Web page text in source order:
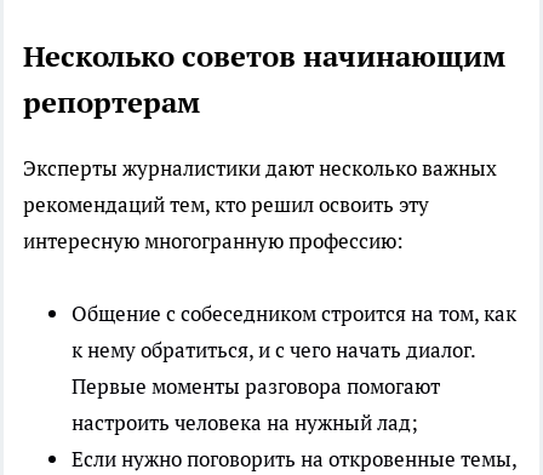
Несколько советов начинающим
репортерам
Эксперты журналистики дают несколько важных
рекомендаций тем, кто решил освоить эту
интересную многогранную профессию:
Общение с собеседником строится на том, как
к нему обратиться, и с чего начать диалог.
Первые моменты разговора помогают
настроить человека на нужный лад;
Если нужно поговорить на откровенные темы,